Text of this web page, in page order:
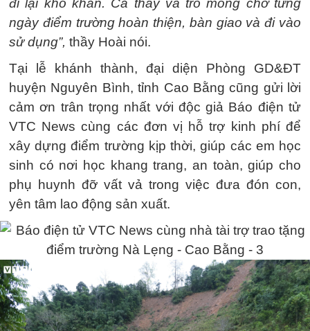
đi lại khó khăn. Cả thầy và trò mong chờ từng
ngày điểm trường hoàn thiện, bàn giao và đi vào
sử dụng”, thầy Hoài nói.
Tại lễ khánh thành, đại diện Phòng GD&ĐT
huyện Nguyên Bình, tỉnh Cao Bằng cũng gửi lời
cảm ơn trân trọng nhất với độc giả Báo điện tử
VTC News cùng các đơn vị hỗ trợ kinh phí để
xây dựng điểm trường kịp thời, giúp các em học
sinh có nơi học khang trang, an toàn, giúp cho
phụ huynh đỡ vất vả trong việc đưa đón con,
yên tâm lao động sản xuất.